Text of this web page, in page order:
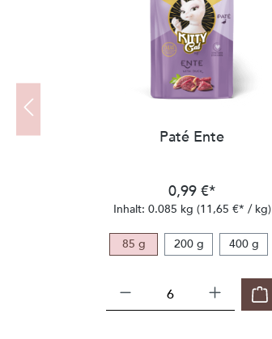
Paté Ente
0,99 €*
Inhalt: 0.085 kg (11,65 €* / kg)
85 g 200 g 400 g